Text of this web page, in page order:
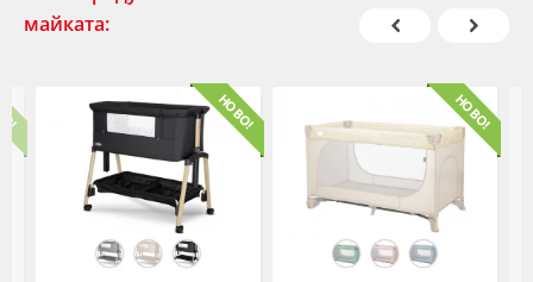
майката: